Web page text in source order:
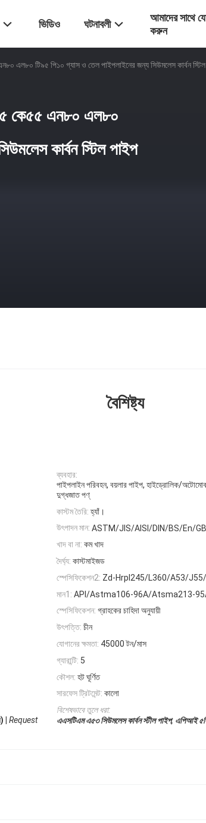
ভিডিও ঘটনাবলী
আমাদের সাথে
করুন
এল৮০ টি৯৫ পি১০ গ্যাস ও তেল পাইপলাইনের জন্য সিউমলেস কার্বন
কে৫৫ এন৮০ এল৮০
কার্বন স্টিল পাইপ
বৈশিষ্ট্য
ব্যবহার:
পাইপলাইন পরিবহন, বয়লার পাইপ, হাইড্রোলিক/
দুগ্ধজাত পণ্
কাস্টম তৈরি: হ্যাঁ।
উৎপাদন মান: ASTM/JIS/AISI/DIN/BS/En/GB
খাদ বা না: কম খাদ
দৈর্ঘ্য: কাস্টমাইজড
স্পেসিফিকেশন2: Zd-Hrpl245/L360/A53/
মান1: API/Astma106-96A/Atsma213-
স্পেসিফিকেশন: গ্রাহকের চাহিদা অনুযায়ী
উৎপত্তি: চীন
যোগানের ক্ষমতা: 45000 টন/মাস
গ্যারান্টি: 5
কৌশল: হট ঘূর্ণিত
সারফেস ট্রিটমেন্ট: কালো
|
Request
বিশেষভাবে তুলে ধরা:
এএসটিএম এ৫৩ সিউমলেস কার্বন স্টীল পাইপ, এপিআই